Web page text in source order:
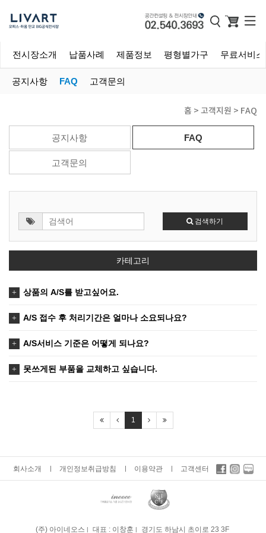
전시장소개 납품사례 제품정보 평형별가구 무료서비스
공지사항 FAQ 고객문의
홈 > 고객지원 > FAQ
공지사항 FAQ
고객문의
검색하기
카테고리
상품의 A/S를 받고싶어요.
A/S 접수 후 처리기간은 얼마나 소요되나요?
A/S서비스 기준은 어떻게 되나요?
못쓰게된 부품을 교체하고 싶습니다.
1
회사소개 개인정보취급방침 이용약관 고객센터
(주) 아이네오스 대표 : 이창훈 경기도 하남시 초이로 23 3F